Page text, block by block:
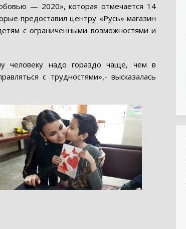
— 2020», которая отмечается 14
предоставил центру «Русь» магазин
с ограниченными возможностями и
человеку надо гораздо чаще, чем в
с трудностями»,- высказалась